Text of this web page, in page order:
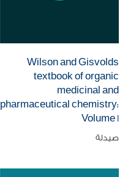
Wilson and Gisvolds
textbook of organic
medicinal and
pharmaceutical chemistry:
Volume 1
صيدلة